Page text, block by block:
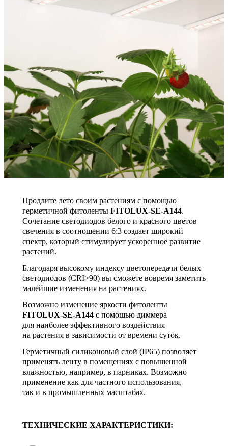
Продлите лето своим растениям с помощью
герметичной фитоленты FITOLUX-SE-A144.
Сочетание светодиодов белого и красного цветов
свечения в соотношении 6:3 создает широкий
спектр, который стимулирует ускоренное развитие
растений.
Благодаря высокому индексу цветопередачи белых
светодиодов (CRI>90) вы сможете вовремя заметить
малейшие изменения на растениях.
Возможно изменение яркости фитоленты
FITOLUX-SE-A144 с помощью диммера
для наиболее эффективного воздействия
на растения в зависимости от времени суток.
Герметичный силиконовый слой (IP65) позволяет
применять ленту в помещениях с повышенной
влажностью, например, в парниках. Возможно
применение как для частного использования,
так и в промышленных масштабах.
ТЕХНИЧЕСКИЕ ХАРАКТЕРИСТИКИ: